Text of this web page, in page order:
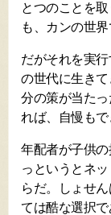
とつのことを
も、カンの世界
だがそれを実
の世代に生き
分の策が当た
れば、自慢もで
年配者が子供
っというとネ
らだ。しょせ
ては酷な選択